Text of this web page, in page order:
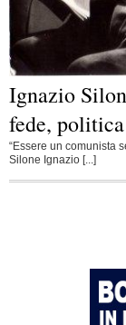
Ignazio
fede,
“Essere un comunista
Silone Ignazio [...]